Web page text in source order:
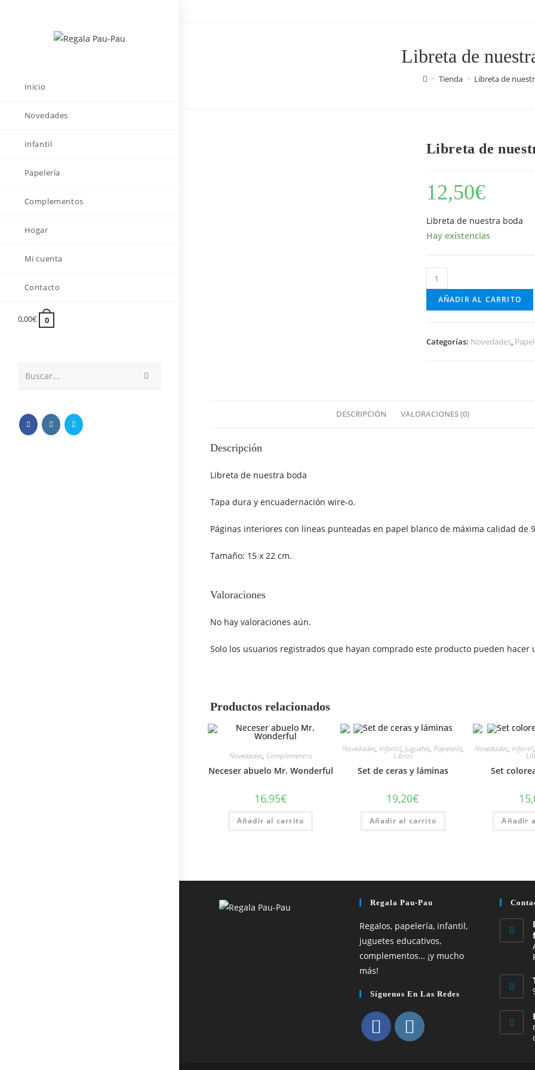
Inicio
Novedades
Infantil
Papelería
Complementos
Hogar
Mi cuenta
Contacto
0,00€ 0
Buscar...
Libreta de
> Tienda > Libreta de
Libreta de
12,50€
Libreta de nuestra boda
Hay existencias
Libreta
de
nuestra
AÑADIR AL CARRITO
Categorías: Novedades,
DESCRIPCIÓN VALORACIONES (0)
Descripción
Libreta de nuestra boda
Tapa dura y encuadernación wire-o.
Páginas interiores con líneas punteadas en papel blanco de máxima calidad de
Tamaño: 15 x 22 cm.
Valoraciones
No hay valoraciones aún.
Solo los usuarios registrados que hayan comprado este producto pueden hacer
Productos relacionados
Novedades, Complementos
Neceser abuelo Mr. Wonderful
16,95€
Añadir al carrito
Novedades, Infantil, Juguetes, Papelería,
Libros
Set de ceras y láminas
19,20€
Añadir al carrito
Novedades, Infantil,
Set
Añadir
Regala Pau-Pau
Regalos, papelería, infantil,
juguetes educativos,
complementos… ¡y mucho
más!
Síguenos En Las Redes